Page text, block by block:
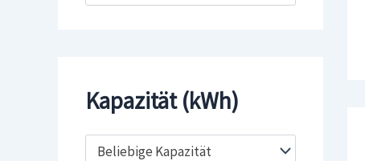
Kapazität (kWh)
Beliebige Kapazität